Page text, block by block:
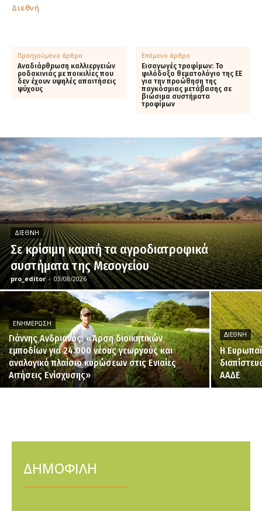
Διεθνή
Προηγούμενο άρθρο
Αναδιάρθρωση καλλιεργειών
ροδακινιάς με ποικιλίες που
δεν έχουν υψηλές απαιτήσεις
ψύχους
Επόμενο άρθρο
Εισαγωγές τροφίμων: Το
φιλόδοξο θεματολόγιο της ΕΕ
για την προώθηση της
παγκόσμιας μετάβασης σε
βιώσιμα συστήματα
τροφίμων
ΔΙΕΘΝΉ
Σε κρίσιμη καμπή τα αγροδιατροφικά
συστήματα της Μεσογείου
pro_editor - 03/08/2026
ΕΝΗΜΈΡΩΣΗ
Γιάννης Ανδριανός: «Άρση διοικητικών
εμποδίων για 24.000 νέους γεωργούς και
αναλογικό πλαίσιο κυρώσεων στις Ενιαίες
Αιτήσεις Ενίσχυσης»
ΔΙΕΘΝΉ
H
ΑΑΔΕ
ΔΗΜΟΦΙΛΗ